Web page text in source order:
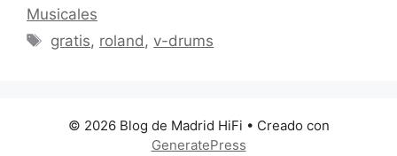
Musicales
Etiquetas
gratis, roland, v-drums
© 2026 Blog de Madrid HiFi • Creado con
GeneratePress